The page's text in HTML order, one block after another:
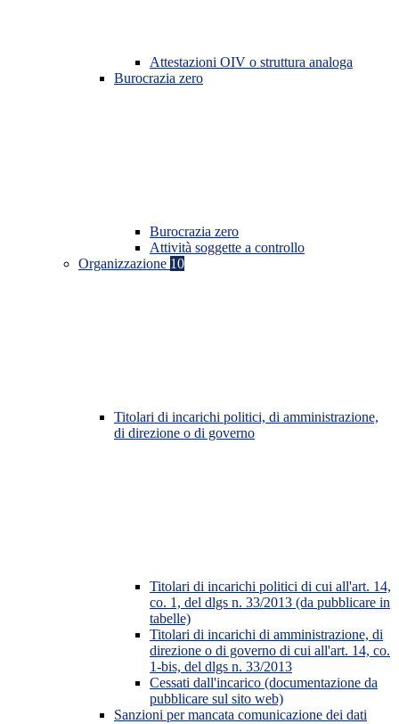
Attestazioni OIV o struttura analoga
Burocrazia zero
Burocrazia zero
Attività soggette a controllo
Organizzazione 10
Titolari di incarichi politici, di amministrazione,
di direzione o di governo
Titolari di incarichi politici di cui all'art. 14,
co. 1, del dlgs n. 33/2013 (da pubblicare in
tabelle)
Titolari di incarichi di amministrazione, di
direzione o di governo di cui all'art. 14, co.
1-bis, del dlgs n. 33/2013
Cessati dall'incarico (documentazione da
pubblicare sul sito web)
Sanzioni per mancata comunicazione dei dati